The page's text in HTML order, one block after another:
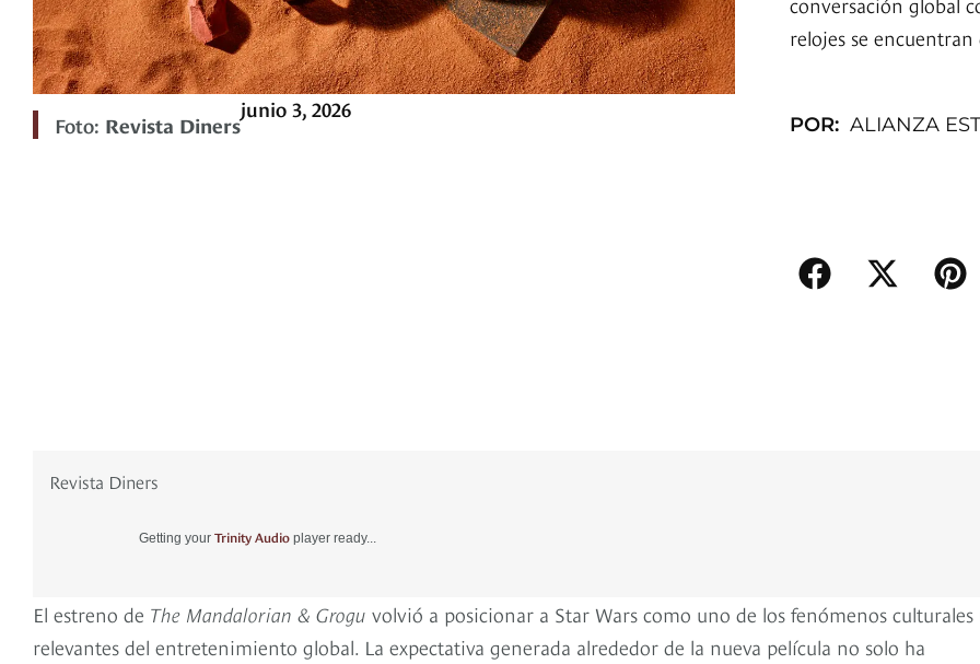
Foto: Revista Diners
junio 3, 2026
relojes se encuentran
POR: ALIANZA
Revista Diners
Getting your Trinity Audio player ready...
El estreno de The Mandalorian & Grogu volvió a posicionar a Star Wars como uno de los fenómenos culturales
relevantes del entretenimiento global. La expectativa generada alrededor de la nueva película no solo ha